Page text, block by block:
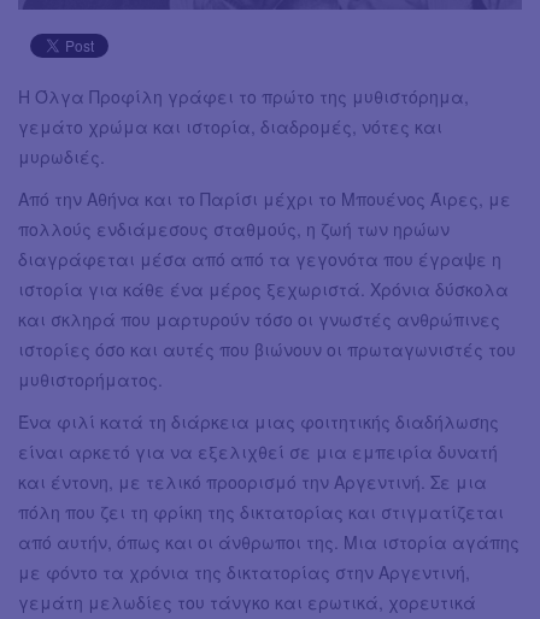
Η Όλγα Προφίλη γράφει το πρώτο της μυθιστόρημα,
γεμάτο χρώμα και ιστορία, διαδρομές, νότες και
μυρωδιές.
Από την Αθήνα και το Παρίσι μέχρι το Μπουένος Άιρες, με
πολλούς ενδιάμεσους σταθμούς, η ζωή των ηρώων
διαγράφεται μέσα από από τα γεγονότα που έγραψε η
ιστορία για κάθε ένα μέρος ξεχωριστά. Χρόνια δύσκολα
και σκληρά που μαρτυρούν τόσο οι γνωστές ανθρώπινες
ιστορίες όσο και αυτές που βιώνουν οι πρωταγωνιστές του
μυθιστορήματος.
Ένα φιλί κατά τη διάρκεια μιας φοιτητικής διαδήλωσης
είναι αρκετό για να εξελιχθεί σε μια εμπειρία δυνατή
και έντονη, με τελικό προορισμό την Αργεντινή. Σε μια
πόλη που ζει τη φρίκη της δικτατορίας και στιγματίζεται
από αυτήν, όπως και οι άνθρωποι της. Μια ιστορία αγάπης
με φόντο τα χρόνια της δικτατορίας στην Αργεντινή,
γεμάτη μελωδίες του τάνγκο και ερωτικά, χορευτικά